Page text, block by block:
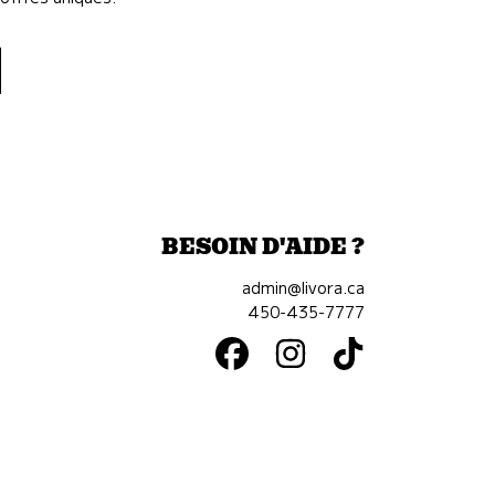
BESOIN D'AIDE ?
admin@livora.ca
450-435-7777
FACEBOOKINSTAGRAM